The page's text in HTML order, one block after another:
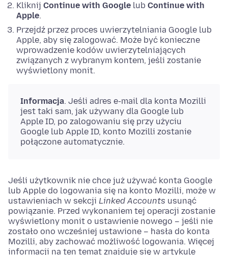
Kliknij Continue with Google lub Continue with
Apple.
Przejdź przez proces uwierzytelniania Google lub
Apple, aby się zalogować. Może być konieczne
wprowadzenie kodów uwierzytelniających
związanych z wybranym kontem, jeśli zostanie
wyświetlony monit.
Informacja. Jeśli adres e-mail dla konta Mozilli
jest taki sam, jak używany dla Google lub
Apple ID, po zalogowaniu się przy użyciu
Google lub Apple ID, konto Mozilli zostanie
połączone automatycznie.
Jeśli użytkownik nie chce już używać konta Google
lub Apple do logowania się na konto Mozilli, może w
ustawieniach w sekcji Linked Accounts usunąć
powiązanie. Przed wykonaniem tej operacji zostanie
wyświetlony monit o ustawienie nowego – jeśli nie
zostało ono wcześniej ustawione – hasła do konta
Mozilli, aby zachować możliwość logowania. Więcej
informacji na ten temat znajduje się w artykule